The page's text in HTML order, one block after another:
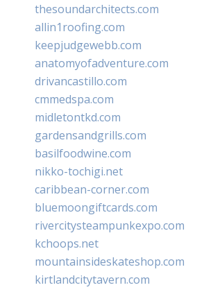
thesoundarchitects.com
allin1roofing.com
keepjudgewebb.com
anatomyofadventure.com
drivancastillo.com
cmmedspa.com
midletontkd.com
gardensandgrills.com
basilfoodwine.com
nikko-tochigi.net
caribbean-corner.com
bluemoongiftcards.com
rivercitysteampunkexpo.com
kchoops.net
mountainsideskateshop.com
kirtlandcitytavern.com